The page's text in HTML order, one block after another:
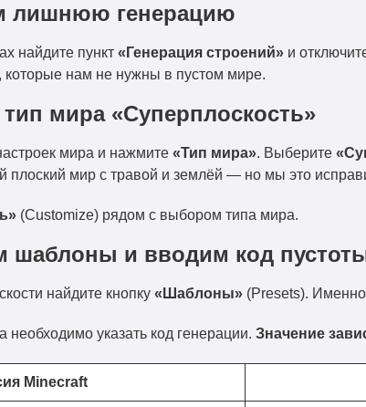
лишнюю генерацию
найдите пункт «Генерация строений» и
которые нам не нужны в пустом мире.
мира «Суперплоскость»
мира и нажмите «Тип мира». Выберите
плоский мир с травой и землёй — но мы это
(Customize) рядом с выбором типа мира.
шаблоны и вводим код
найдите кнопку «Шаблоны» (Presets).
указать код генерации. Значение
Minecraft